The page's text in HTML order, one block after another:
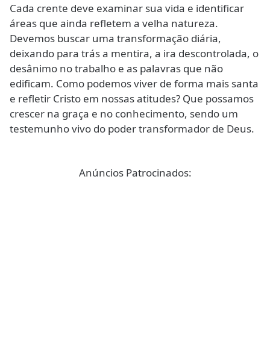
Cada crente deve examinar sua vida e identificar
áreas que ainda refletem a velha natureza.
Devemos buscar uma transformação diária,
deixando para trás a mentira, a ira descontrolada, o
desânimo no trabalho e as palavras que não
edificam. Como podemos viver de forma mais santa
e refletir Cristo em nossas atitudes? Que possamos
crescer na graça e no conhecimento, sendo um
testemunho vivo do poder transformador de Deus.
Anúncios Patrocinados: